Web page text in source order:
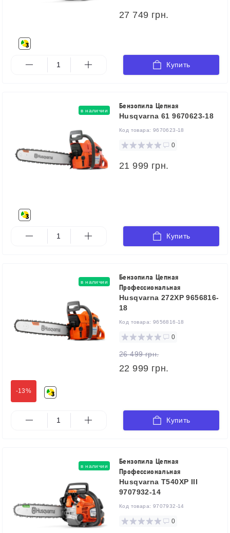
27 749 грн.
Купить
в наличии
Бензопила Цепная
Husqvarna 61 9670623-18
Код товара: 9670623-18
0
21 999 грн.
Купить
-13%
в наличии
Бензопила Цепная
Профессиональная
Husqvarna 272XP 9656816-
18
Код товара: 9656816-18
0
26 499 грн.
22 999 грн.
Купить
в наличии
Бензопила Цепная
Профессиональная
Husqvarna T540XP III
9707932-14
Код товара: 9707932-14
0